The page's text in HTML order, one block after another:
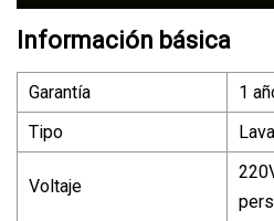
Información básica
Garantía
1
Tipo
Voltaje